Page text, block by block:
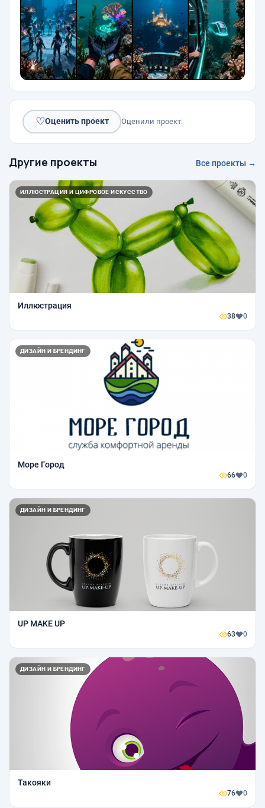
♡Оценить проект Оценили проект:
Другие проекты Все проекты →
ИЛЛЮСТРАЦИЯ И ЦИФРОВОЕ ИСКУССТВО
Иллюстрация
38 0
ДИЗАЙН И БРЕНДИНГ
Море Город
66 0
ДИЗАЙН И БРЕНДИНГ
UP MAKE UP
63 0
ДИЗАЙН И БРЕНДИНГ
Такояки
76 0